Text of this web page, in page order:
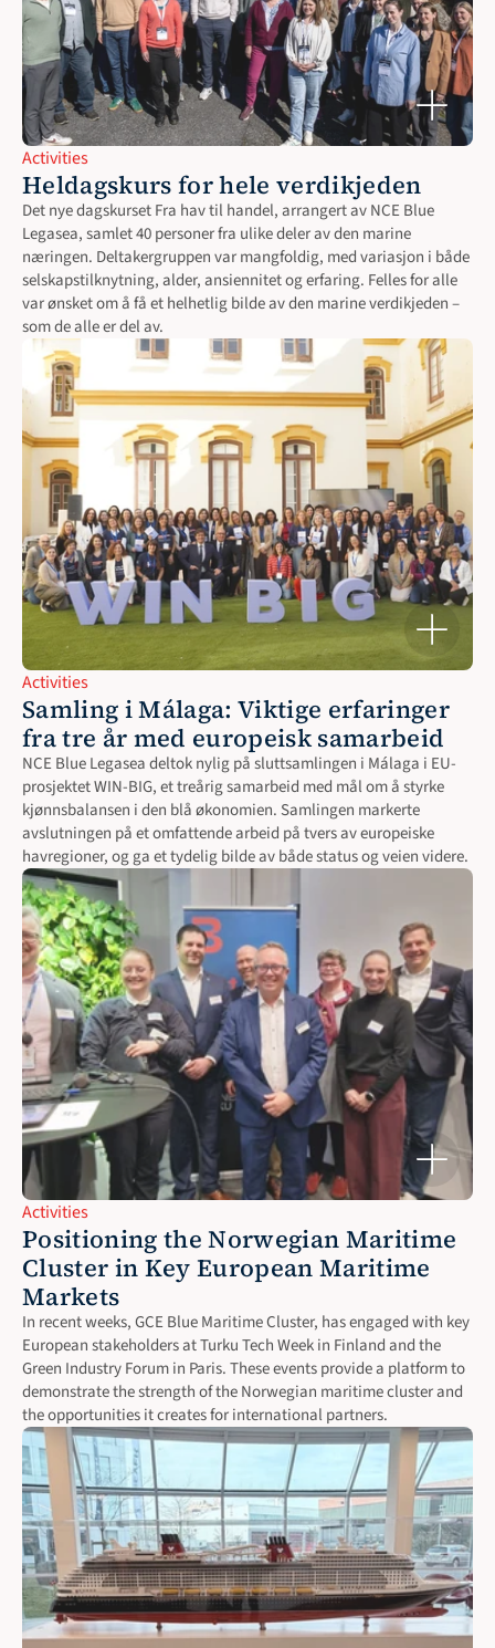
Activities
Heldagskurs for hele verdikjeden
Det nye dagskurset Fra hav til handel, arrangert av NCE Blue
Legasea, samlet 40 personer fra ulike deler av den marine
næringen. Deltakergruppen var mangfoldig, med variasjon i både
selskapstilknytning, alder, ansiennitet og erfaring. Felles for alle
var ønsket om å få et helhetlig bilde av den marine verdikjeden –
som de alle er del av.
Activities
Samling i Málaga: Viktige erfaringer
fra tre år med europeisk samarbeid
NCE Blue Legasea deltok nylig på sluttsamlingen i Málaga i EU-
prosjektet WIN-BIG, et treårig samarbeid med mål om å styrke
kjønnsbalansen i den blå økonomien. Samlingen markerte
avslutningen på et omfattende arbeid på tvers av europeiske
havregioner, og ga et tydelig bilde av både status og veien videre.
Activities
Positioning the Norwegian Maritime
Cluster in Key European Maritime
Markets
In recent weeks, GCE Blue Maritime Cluster, has engaged with key
European stakeholders at Turku Tech Week in Finland and the
Green Industry Forum in Paris. These events provide a platform to
demonstrate the strength of the Norwegian maritime cluster and
the opportunities it creates for international partners.